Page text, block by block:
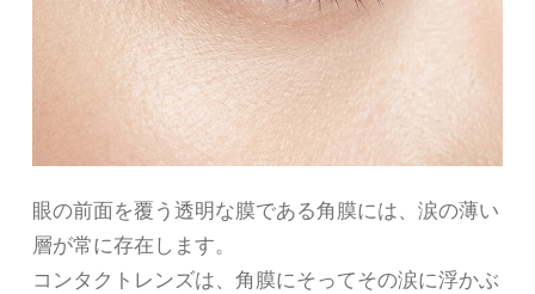
眼の前面を覆う透明な膜である角膜には、涙の薄い
層が常に存在します。
コンタクトレンズは、角膜にそってその涙に浮かぶ